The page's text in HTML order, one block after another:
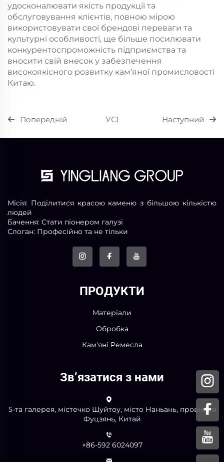
удосконалювати якість продукції та
обслуговування клієнтів, повною мірою
використовувати свої брендові переваги та
культурні особливості, ще більше посилювати
конкурентоспроможність підприємства та
вносити свій внесок у забезпечення
високоякісного розвитку кам’яної промисловості
Китаю.
Попередній УСІ Наступний
Місія: Поділитися красою каменю з більшою кількістю
людей
Бачення: Стати піонером галузі
Слоган: Професійно та не тільки
ПРОДУКТИ
Матеріали
Обробка
Кам'яні Ремесла
Зв’язатися з нами
5-та галерея, містечко Шуйтоу, місто Наньань, провінція
Фуцзянь, Китай
+86-592 6024097